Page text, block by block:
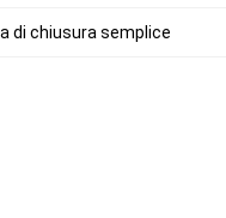
di chiusura semplice